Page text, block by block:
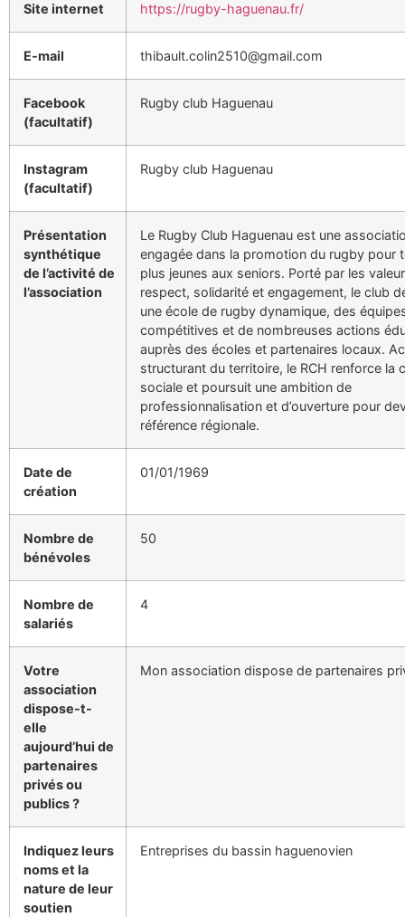
Site internet https://rugby-haguenau.fr/
E-mail thibault.colin2510@gmail.com
Facebook
(facultatif)
Rugby club Haguenau
Instagram
(facultatif)
Rugby club Haguenau
Présentation
synthétique
de l’activité de
l’association
Le Rugby Club Haguenau est une
engagée dans la promotion du rugby pour
plus jeunes aux seniors. Porté par les
respect, solidarité et engagement, le club
une école de rugby dynamique, des
compétitives et de nombreuses actions
auprès des écoles et partenaires locaux.
structurant du territoire, le RCH renforce la
sociale et poursuit une ambition de
professionnalisation et d’ouverture pour
référence régionale.
Date de
création
01/01/1969
Nombre de
bénévoles
50
Nombre de
salariés
4
Votre
association
dispose-t-
elle
aujourd’hui de
partenaires
privés ou
publics ?
Mon association dispose de partenaires
Indiquez leurs
noms et la
nature de leur
soutien
Entreprises du bassin haguenovien